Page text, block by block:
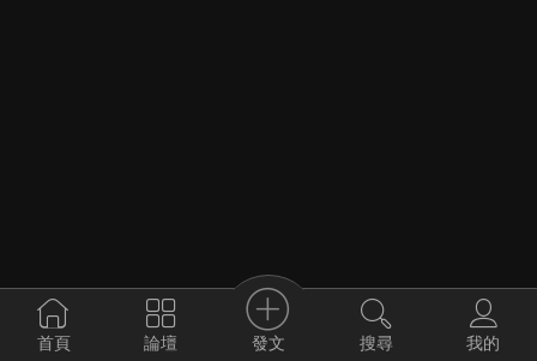
首頁 論壇 發文 搜尋 我的